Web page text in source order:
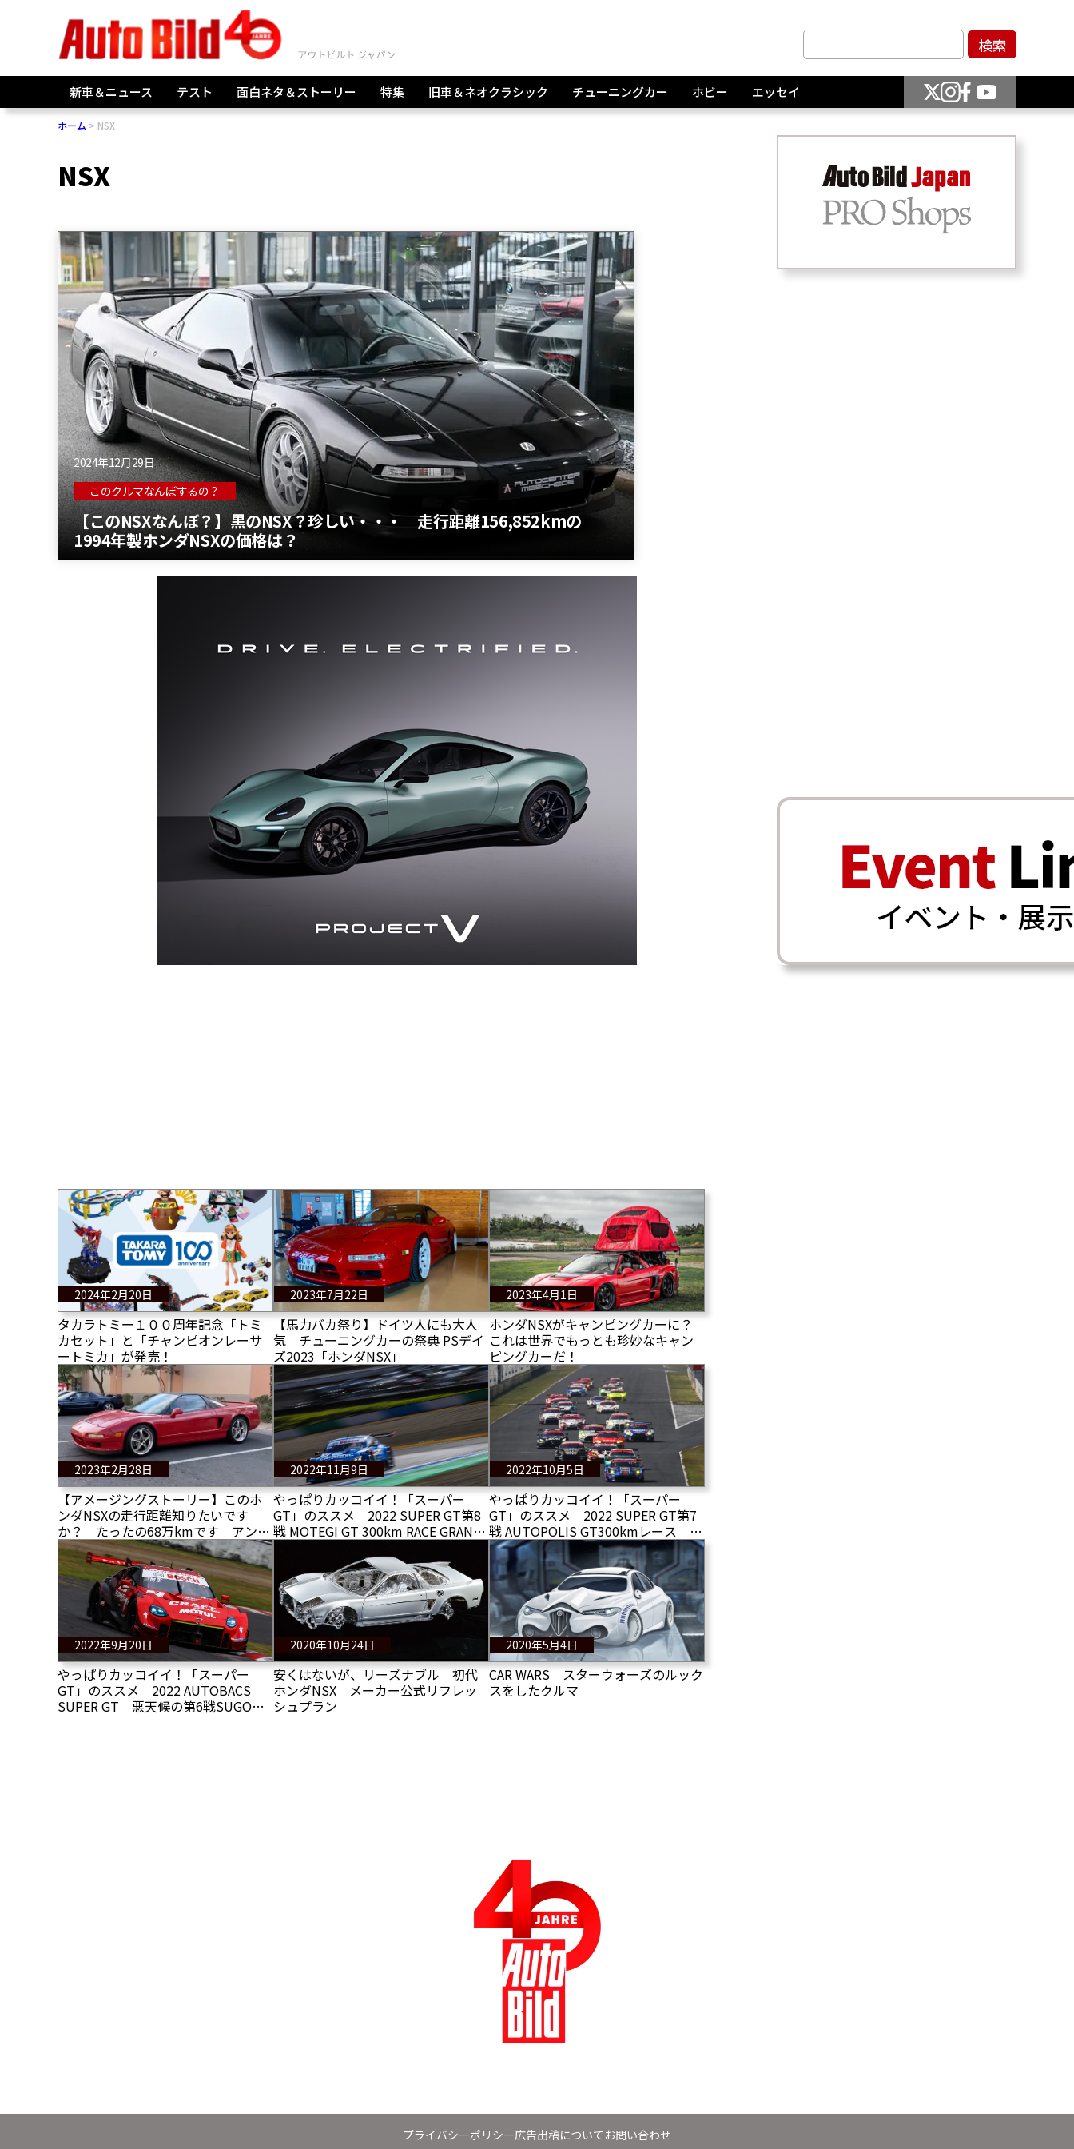
新車＆ニュース テスト 面白ネタ＆ストーリー 特集 旧車＆ネオクラシック チューニングカー ホビー エッセイ
ホーム NSX
NSX
2024年12月29日
このクルマなんぼするの？
【このNSXなんぼ？】黒のNSX？珍しい・・・ 走行距離156,852kmの
1994年製ホンダNSXの価格は？
2024年2月20日
タカラトミー１００周年記念「トミ
カセット」と「チャンピオンレーサ
ートミカ」が発売！
2023年7月22日
【馬力バカ祭り】ドイツ人にも大人
気 チューニングカーの祭典 PSデイ
ズ2023「ホンダNSX」
2023年4月1日
ホンダNSXがキャンピングカーに？
これは世界でもっとも珍妙なキャン
ピングカーだ！
2023年2月28日
【アメージングストーリー】このホ
ンダNSXの走行距離知りたいです
か？ たったの68万kmです アンビ
リーバボー！
2022年11月9日
やっぱりカッコイイ！「スーパー
GT」のススメ 2022 SUPER GT第8
戦 MOTEGI GT 300km RACE GRAND
2022年10月5日
やっぱりカッコイイ！「スーパー
GT」のススメ 2022 SUPER GT第7
戦 AUTOPOLIS GT300kmレース シ
リーズチャンピオンに王手をかける
壮絶バトルが展開
2022年9月20日
やっぱりカッコイイ！「スーパー
GT」のススメ 2022 AUTOBACS
SUPER GT 悪天候の第6戦SUGOを
2020年10月24日
安くはないが、リーズナブル 初代
ホンダNSX メーカー公式リフレッ
シュプラン
2020年5月4日
CAR WARS スターウォーズのルック
スをしたクルマ
プライバシーポリシー広告出稿について お問い合わせ